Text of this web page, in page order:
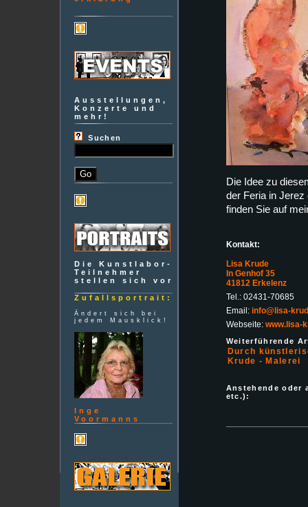
Ausstellungen,
Konzerte und
mehr!
Suchen
Die Kunstlabor-
Teilnehmer
stellen sich vor
Zufallsportrait:
Ändert sich bei
jedem Mausklick!
Inge
Voormanns
Die Idee zu
der Feria in
finden Sie auf
Kontakt:
Lisa Krude
In Genhof 35
41812 Erkelenz
Tel.: 02431-70685
Email: info@lisa-
Webseite: www.lisa-
Weiterführende
Durch
Krude - Malerei
Anstehende
etc.):